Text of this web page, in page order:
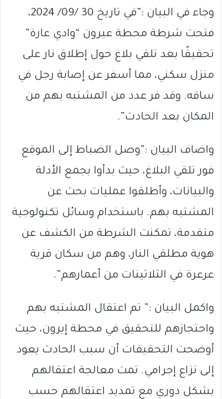
وجاء في البيان :”في تاريخ 30 /09/ 2024،
فتحت شرطة محطة عيرون “وادي عارة”
تحقيقًا بعد تلقي بلاغ حول إطلاق نار على
منزل سكني، مما أسفر عن إصابة رجل في
ساقه. وقد فر عدد من المشتبه بهم من
المكان بعد الحادث”.
واضاف البيان :”وصل الضباط إلى الموقع
فور تلقي البلاغ، حيث بدأوا بجمع الأدلة
والبيانات، وأطلقوا عمليات بحث عن
المشتبه بهم. باستخدام وسائل تكنولوجية
متقدمة، تمكنت الشرطة من الكشف عن
هوية مطلقي النار، وهم من سكان قرية
عرعرة في الثلاثينات من أعمارهم”.
واكمل البيان :” تم اعتقال المشتبه بهم
واحتجازهم للتحقيق في محطة إيرون، حيث
أوضحت التحقيقات أن سبب الحادث يعود
إلى نزاع إجرامي. تمت معالجة اعتقالهم
بشكل دوري مع تمديد اعتقالهم حسب